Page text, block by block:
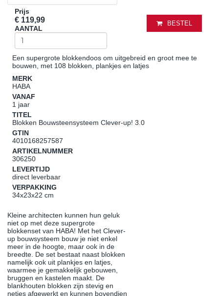
Prijs
€ 119,99
AANTAL
BESTEL
Een supergrote blokkendoos om uitgebreid en groot mee te
bouwen, met 108 blokken, plankjes en latjes
MERK
HABA
VANAF
1 jaar
TITEL
Blokken Bouwsteensysteem Clever-up! 3.0
GTIN
4010168257587
ARTIKELNUMMER
306250
LEVERTIJD
direct leverbaar
VERPAKKING
34x23x22 cm
Kleine architecten kunnen hun geluk
niet op met deze supergrote
blokkenset van HABA! Met het Clever-
up bouwsysteem bouw je niet enkel
meer in de hoogte, maar ook in de
breedte. De set bestaat naast blokken
namelijk ook uit plankjes en latjes,
waarmee je gemakkelijk gebouwen,
bruggen en kastelen maakt. De
blankhouten blokken zijn stevig en
netjes afgewerkt en kunnen bovendien